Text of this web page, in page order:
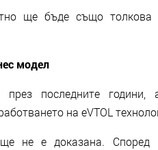
ще бъде също толкова
модел
през последните
на eVTOL
не е доказана. Според